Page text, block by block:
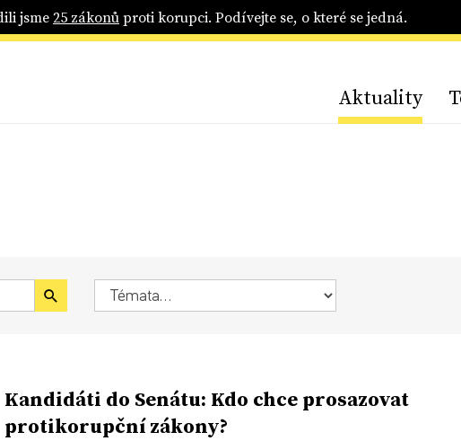
jsme25 zákonůproti korupci. Podívejte se, o které se jedná.
Aktuality
Kandidáti do Senátu: Kdo chce prosazovat
protikorupční zákony?